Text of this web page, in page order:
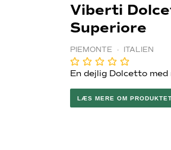
Amarone
Barolo
Bordeaux
Rioja
Rhône
Californien
Montalcino
Chateauneuf du
Cognac &
Rom
Whisky
Calvados
Øvrig spiritus
Ready to drink
Viberti
Superiore
PIEMONTE · ITALIEN
En dejlig Dolcetto med
LÆS MERE OM PRODUKTET